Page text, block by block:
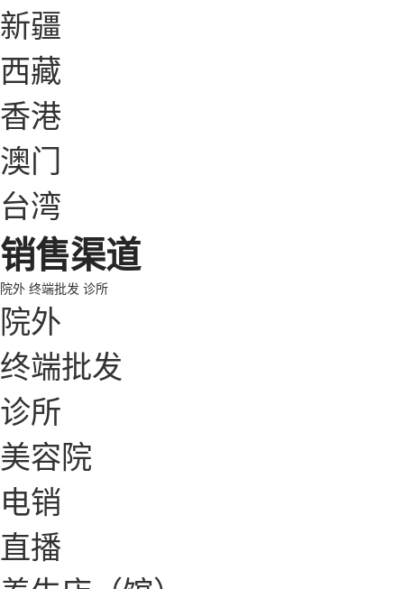
新疆
西藏
香港
澳门
台湾
销售渠道
院外 终端批发 诊所
院外
终端批发
诊所
美容院
电销
直播